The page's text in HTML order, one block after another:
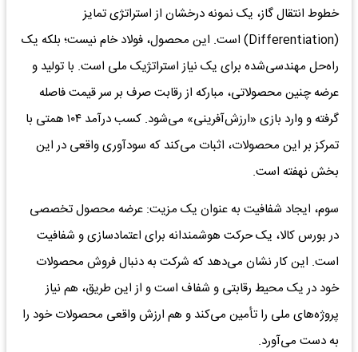
خطوط انتقال گاز، یک نمونه درخشان از استراتژی تمایز
(Differentiation) است. این محصول، فولاد خام نیست؛ بلکه یک
راه‌حل مهندسی‌شده برای یک نیاز استراتژیک ملی است. با تولید و
عرضه چنین محصولاتی، مبارکه از رقابت صرف بر سر قیمت فاصله
گرفته و وارد بازی «ارزش‌آفرینی» می‌شود. کسب درآمد ۱۰۴ همتی با
تمرکز بر این محصولات، اثبات می‌کند که سودآوری واقعی در این
بخش نهفته است.
سوم، ایجاد شفافیت به عنوان یک مزیت: عرضه محصول تخصصی
در بورس کالا، یک حرکت هوشمندانه برای اعتمادسازی و شفافیت
است. این کار نشان می‌دهد که شرکت به دنبال فروش محصولات
خود در یک محیط رقابتی و شفاف است و از این طریق، هم نیاز
پروژه‌های ملی را تأمین می‌کند و هم ارزش واقعی محصولات خود را
به دست می‌آورد.